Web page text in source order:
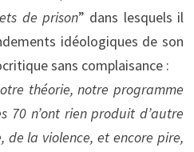
de prison” dans lesquels il
idéologiques de son
sans complaisance :
théorie, notre programme
70 n’ont rien produit d’autre
la violence, et encore pire,